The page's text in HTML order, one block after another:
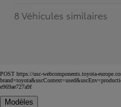
8 Véhicules similaires
POST https://usc-webcomponents.toyota-
e969ae727a9f
Modèles